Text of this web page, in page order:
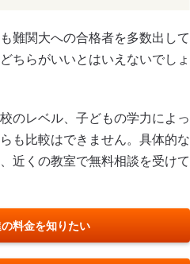
難関大への合格者を多数出して
ちらがいいとはいえないでしょ
のレベル、子どもの学力によっ
も比較はできません。具体的な
近くの教室で無料相談を受けて
の料金を知りたい